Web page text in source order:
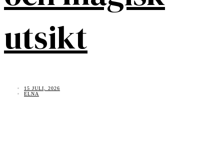
utsikt
15 JULI, 2026
ELNA